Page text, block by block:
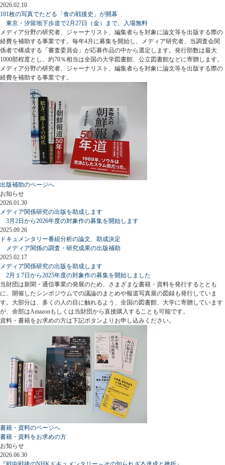
2026.02.10
101枚の写真でたどる「食の戦後史」が開幕
東京・汐留地下歩道で2月27日（金）まで、入場無料
メディア分野の研究者、ジャーナリスト、編集者らを対象に論文等を出版する際の
経費を補助する事業です。毎年4月に募集を開始し、メディア研究者、当調査会関
係者で構成する「審査委員会」が応募作品の中から選定します。発行部数は最大
1000部程度とし、約70％相当は全国の大学図書館、公立図書館などに寄贈します。
メディア分野の研究者、ジャーナリスト、編集者らを対象に論文等を出版する際の
経費を補助する事業です。
出版補助のページへ
お知らせ
2026.01.30
メディア関係研究の出版を助成します
3月2日から2026年度の対象作の募集を開始します
2025.09.26
ドキュメンタリー番組分析の論文、助成決定
メディア関係の調査・研究成果の出版補助
2025.02.17
メディア関係研究の出版を助成します
2月１7日から2025年度の対象作の募集を開始しました
当財団は新聞・通信事業の発展のため、さまざまな書籍・資料を発行するととも
に、開催したシンポジウムでの議論のまとめや報道写真展の図録も発行していま
す。大部分は、多くの人の目に触れるよう、全国の図書館、大学に寄贈しています
が、余部はAmazonもしくは当財団から直接購入することも可能です。
資料・書籍をお求めの方は下記ボタンよりお申し込みください。
書籍・資料のページへ
書籍・資料をお求めの方
お知らせ
2026.06.30